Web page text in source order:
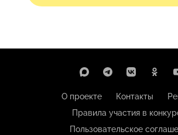
О проекте Контакты
Правила участия в
Пользовательское